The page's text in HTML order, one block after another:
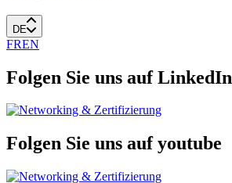
DE
FREN
Folgen Sie uns auf LinkedIn
Folgen Sie uns auf youtube